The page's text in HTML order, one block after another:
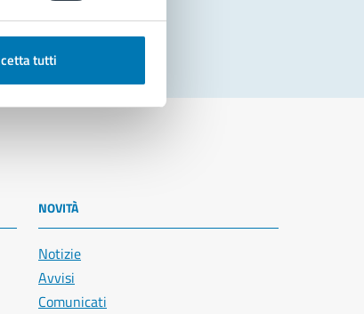
tutti
NOVITÀ
Notizie
Avvisi
Comunicati